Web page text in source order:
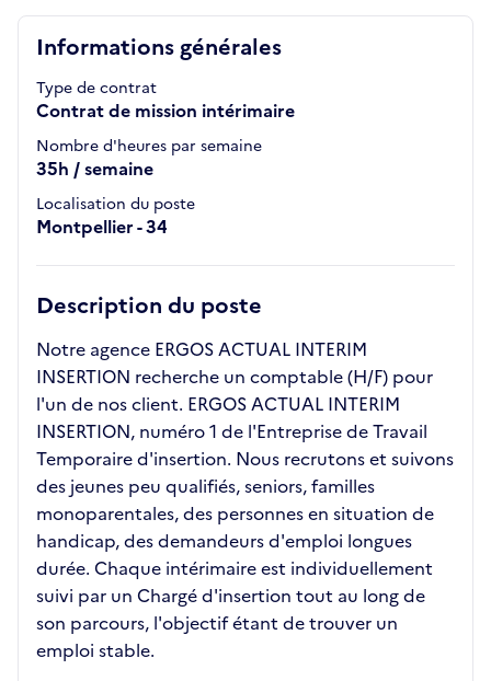
Informations générales
Type de contrat
Contrat de mission intérimaire
Nombre d'heures par semaine
35h / semaine
Localisation du poste
Montpellier - 34
Description du poste
Notre agence ERGOS ACTUAL INTERIM
INSERTION recherche un comptable (H/F) pour
l'un de nos client. ERGOS ACTUAL INTERIM
INSERTION, numéro 1 de l'Entreprise de Travail
Temporaire d'insertion. Nous recrutons et suivons
des jeunes peu qualifiés, seniors, familles
monoparentales, des personnes en situation de
handicap, des demandeurs d'emploi longues
durée. Chaque intérimaire est individuellement
suivi par un Chargé d'insertion tout au long de
son parcours, l'objectif étant de trouver un
emploi stable.